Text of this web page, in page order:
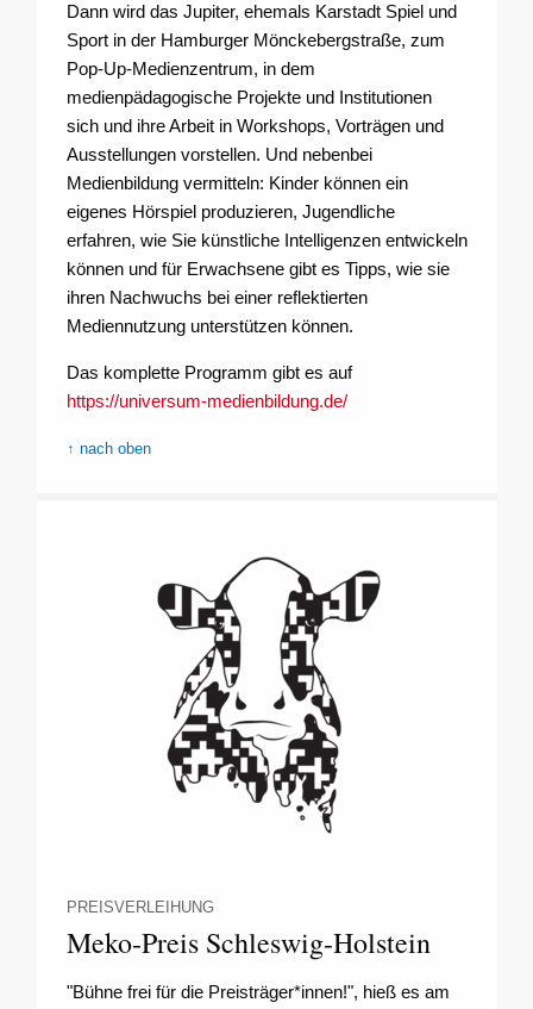
Dann wird das Jupiter, ehemals Karstadt Spiel und
Sport in der Hamburger Mönckebergstraße, zum
Pop-Up-Medienzentrum, in dem
medienpädagogische Projekte und Institutionen
sich und ihre Arbeit in Workshops, Vorträgen und
Ausstellungen vorstellen. Und nebenbei
Medienbildung vermitteln: Kinder können ein
eigenes Hörspiel produzieren, Jugendliche
erfahren, wie Sie künstliche Intelligenzen entwickeln
können und für Erwachsene gibt es Tipps, wie sie
ihren Nachwuchs bei einer reflektierten
Mediennutzung unterstützen können.
Das komplette Programm gibt es auf
https://universum-medienbildung.de/
↑ nach oben
PREISVERLEIHUNG
Meko-Preis Schleswig-Holstein
"Bühne frei für die Preisträger*innen!", hieß es am